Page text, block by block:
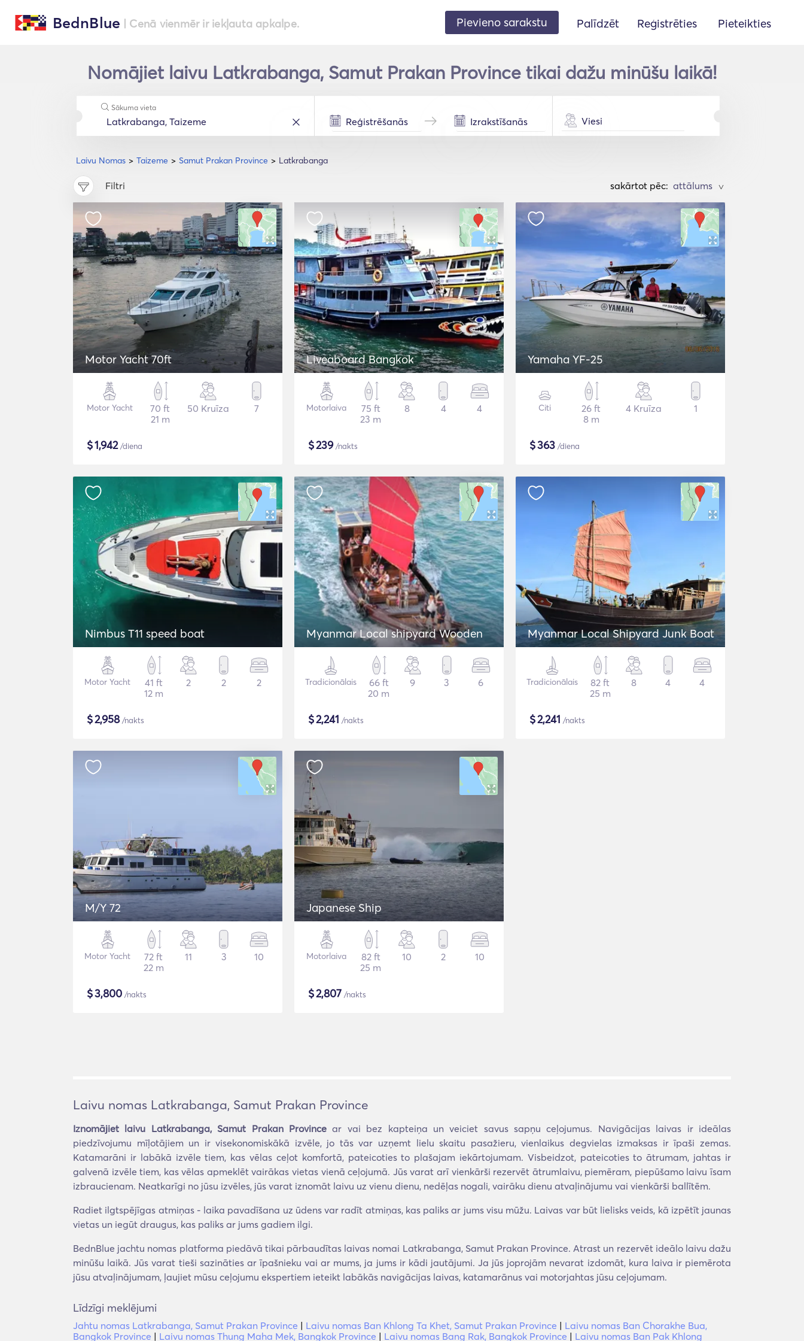
BednBlue | Cenā vienmēr ir iekļauta apkalpe. Pievieno sarakstu Palīdzēt Reģistrēties Pieteikties
Nomājiet laivu Latkrabanga, Samut Prakan Province tikai dažu minūšu laikā!
Laivu Nomas Taizeme Samut Prakan Province Latkrabanga
Sākuma vieta
Viesi
Filtri sakārtot pēc: >
Motor Yacht 70ft
Motor Yacht
70 ft
21 m
50 Kruīza 7
$1,942/diena
Liveaboard Bangkok
Motorlaiva
75 ft
23 m
8 4 4
$239/nakts
Yamaha YF-25
Citi
26 ft
8 m
4 Kruīza 1
$363 /diena
Nimbus T11 speed boat
Motor Yacht
41 ft
12 m
2 2 2
$2,958/nakts
Myanmar Local shipyard Wooden
Tradicionālais
66 ft
20 m
9 3 6
$2,241 /nakts
Myanmar Local Shipyard Junk Boat
Tradicionālais
82 ft
25 m
8 4 4
$2,241 /nakts
M/Y 72
Motor Yacht
72 ft
22 m
11 3 10
$3,800 /nakts
Japanese Ship
Motorlaiva
82 ft
25 m
10 2 10
$2,807 /nakts
Laivu nomas Latkrabanga, Samut Prakan Province
Iznomājiet laivu Latkrabanga, Samut Prakan Provincear vai bez kapteiņa un veiciet savus sapņu ceļojumus. Navigācijas laivas ir ideālas
piedzīvojumu mīļotājiem un ir visekonomiskākā izvēle, jo tās var uzņemt lielu skaitu pasažieru, vienlaikus degvielas izmaksas ir īpaši zemas.
Katamarāni ir labākā izvēle tiem, kas vēlas ceļot komfortā, pateicoties to plašajam iekārtojumam. Visbeidzot, pateicoties to ātrumam, jahtas ir
galvenā izvēle tiem, kas vēlas apmeklēt vairākas vietas vienā ceļojumā. Jūs varat arī vienkārši rezervēt ātrumlaivu, piemēram, piepūšamo laivu īsam
izbraucienam. Neatkarīgi no jūsu izvēles, jūs varat iznomāt laivu uz vienu dienu, nedēļas nogali, vairāku dienu atvaļinājumu vai vienkārši ballītēm.
Radiet ilgtspējīgas atmiņas - laika pavadīšana uz ūdens var radīt atmiņas, kas paliks ar jums visu mūžu. Laivas var būt lielisks veids, kā izpētīt jaunas
vietas un iegūt draugus, kas paliks ar jums gadiem ilgi.
BednBlue jachtu nomas platforma piedāvā tikai pārbaudītas laivas nomai Latkrabanga, Samut Prakan Province. Atrast un rezervēt ideālo laivu dažu
minūšu laikā. Jūs varat tieši sazināties ar īpašnieku vai ar mums, ja jums ir kādi jautājumi. Ja jūs joprojām nevarat izdomāt, kura laiva ir piemērota
jūsu atvaļinājumam, ļaujiet mūsu ceļojumu ekspertiem ieteikt labākās navigācijas laivas, katamarānus vai motorjahtas jūsu ceļojumam.
Līdzīgi meklējumi
Jahtu nomas Latkrabanga, Samut Prakan Province | Laivu nomas Ban Khlong Ta Khet, Samut Prakan Province | Laivu nomas Ban Chorakhe Bua,
Bangkok Province | Laivu nomas Thung Maha Mek, Bangkok Province | Laivu nomas Bang Rak, Bangkok Province | Laivu nomas Ban Pak Khlong